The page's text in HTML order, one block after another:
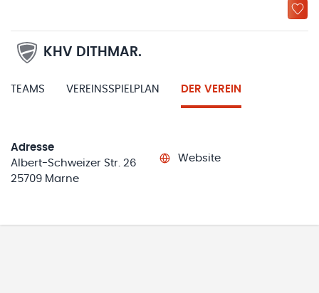
KHV DITHMAR.
TEAMS VEREINSSPIELPLAN DER VEREIN
Adresse
Albert-Schweizer Str. 26
25709 Marne
Website